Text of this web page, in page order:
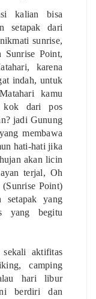
kalian bisa
setapak dari
sunrise,
Sunrise Point,
karena
indah, untuk
kamu
kok dari pos
jadi Gunung
membawa
hati-hati jika
akan licin
terjal, Oh
Point)
setapak yang
yang begitu
aktifitas
camping
hari libur
berdiri dan